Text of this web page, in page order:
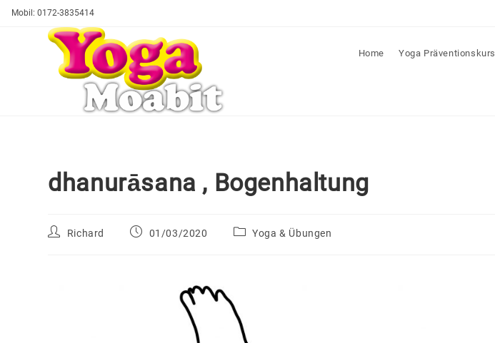
Mobil: 0172-3835414
Home Yoga Präventionskurs
dhanurāsana , Bogenhaltung
Richard 01/03/2020 Yoga & Übungen